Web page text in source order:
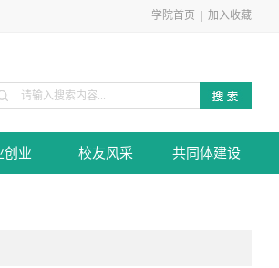
学院首页 加入收藏
创业 校友风采 共同体建设